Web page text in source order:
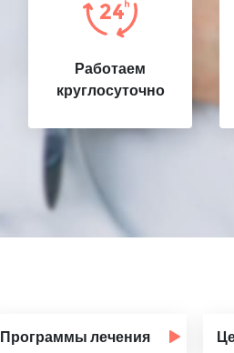
Работаем
круглосуточно
Программы лечения